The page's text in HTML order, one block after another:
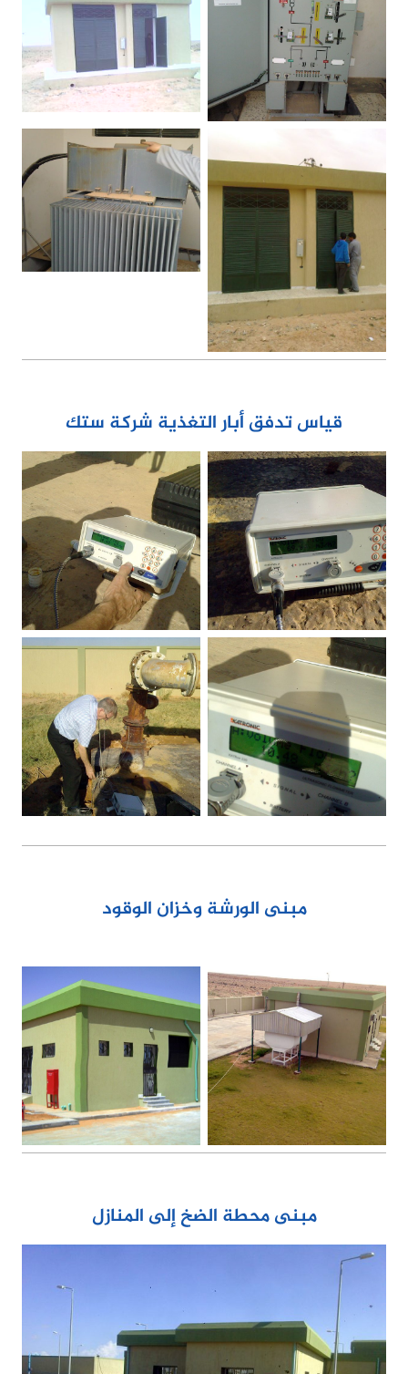
قياس تدفق أبار التغذية شركة ستك
مبنى الورشة وخزان الوقود
مبنى محطة الضخ إلى المنازل